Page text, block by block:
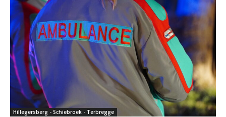
Hillegersberg - Schiebroek - Terbregge